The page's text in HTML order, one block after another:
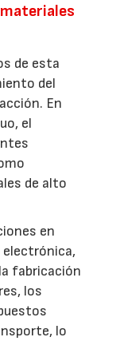
de esta
del
En
el
de alto
en
fabricación
los
lo